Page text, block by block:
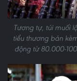
Tương tự, túi muối
tiểu thương bán
động từ 80.000-